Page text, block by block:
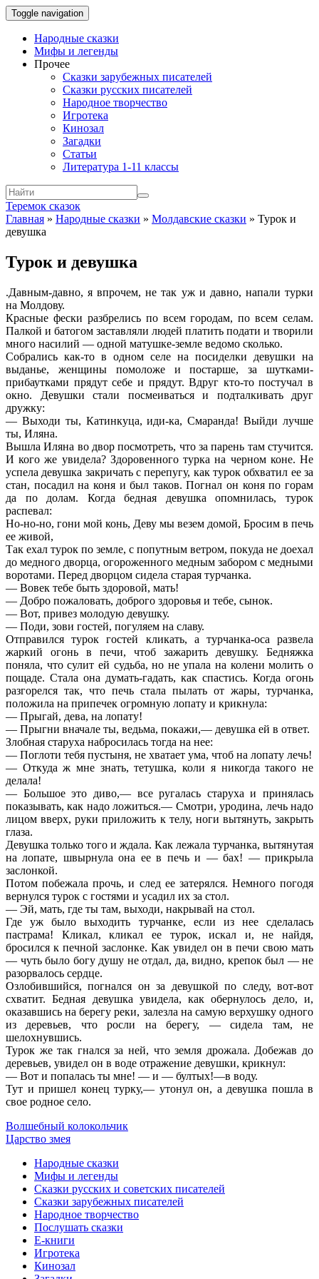
Toggle navigation
Народные сказки
Мифы и легенды
Прочее
Сказки зарубежных писателей
Сказки русских писателей
Народное творчество
Игротека
Кинозал
Загадки
Статьи
Литература 1-11 классы
Теремок сказок
Главная » Народные сказки » Молдавские сказки » Турок и
девушка
Турок и девушка
.Давным-давно, я впрочем, не так уж и давно, напали турки
на Молдову.
Красные фески разбрелись по всем городам, по всем селам.
Палкой и батогом заставляли людей платить подати и творили
много насилий — одной матушке-земле ведомо сколько.
Собрались как-то в одном селе на посиделки девушки на
выданье, женщины помоложе и постарше, за шутками-
прибаутками прядут себе и прядут. Вдруг кто-то постучал в
окно. Девушки стали посмеиваться и подталкивать друг
дружку:
— Выходи ты, Катинкуца, иди-ка, Смаранда! Выйди лучше
ты, Иляна.
Вышла Иляна во двор посмотреть, что за парень там стучится.
И кого же увидела? Здоровенного турка на черном коне. Не
успела девушка закричать с перепугу, как турок обхватил ее за
стан, посадил на коня и был таков. Погнал он коня по горам
да по долам. Когда бедная девушка опомнилась, турок
распевал:
Но-но-но, гони мой конь, Деву мы везем домой, Бросим в печь
ее живой,
Так ехал турок по земле, с попутным ветром, покуда не доехал
до медного дворца, огороженного медным забором с медными
воротами. Перед дворцом сидела старая турчанка.
— Вовек тебе быть здоровой, мать!
— Добро пожаловать, доброго здоровья и тебе, сынок.
— Вот, привез молодую девушку.
— Поди, зови гостей, погуляем на славу.
Отправился турок гостей кликать, а турчанка-оса развела
жаркий огонь в печи, чтоб зажарить девушку. Бедняжка
поняла, что сулит ей судьба, но не упала на колени молить о
пощаде. Стала она думать-гадать, как спастись. Когда огонь
разгорелся так, что печь стала пылать от жары, турчанка,
положила на припечек огромную лопату и крикнула:
— Прыгай, дева, на лопату!
— Прыгни вначале ты, ведьма, покажи,— девушка ей в ответ.
Злобная старуха набросилась тогда на нее:
— Поглоти тебя пустыня, не хватает ума, чтоб на лопату лечь!
— Откуда ж мне знать, тетушка, коли я никогда такого не
делала!
— Большое это диво,— все ругалась старуха и принялась
показывать, как надо ложиться.— Смотри, уродина, лечь надо
лицом вверх, руки приложить к телу, ноги вытянуть, закрыть
глаза.
Девушка только того и ждала. Как лежала турчанка, вытянутая
на лопате, швырнула она ее в печь и — бах! — прикрыла
заслонкой.
Потом побежала прочь, и след ее затерялся. Немного погодя
вернулся турок с гостями и усадил их за стол.
— Эй, мать, где ты там, выходи, накрывай на стол.
Где уж было выходить турчанке, если из нее сделалась
пастрама! Кликал, кликал ее турок, искал и, не найдя,
бросился к печной заслонке. Как увидел он в печи свою мать
— чуть было богу душу не отдал, да, видно, крепок был — не
разорвалось сердце.
Озлобившийся, погнался он за девушкой по следу, вот-вот
схватит. Бедная девушка увидела, как обернулось дело, и,
оказавшись на берегу реки, залезла на самую верхушку одного
из деревьев, что росли на берегу, — сидела там, не
шелохнувшись.
Турок же так гнался за ней, что земля дрожала. Добежав до
деревьев, увидел он в воде отражение девушки, крикнул:
— Вот и попалась ты мне! — и — бултых!—в воду.
Тут и пришел конец турку,— утонул он, а девушка пошла в
свое родное село.
Волшебный колокольчик
Царство змея
Народные сказки
Мифы и легенды
Сказки русских и советских писателей
Сказки зарубежных писателей
Народное творчество
Послушать сказки
Е-книги
Игротека
Кинозал